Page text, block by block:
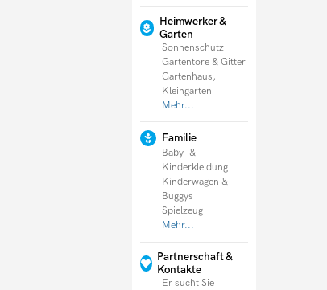
Heimwerker &
Garten
Sonnenschutz
Gartentore & Gitter
Gartenhaus,
Kleingarten
Mehr...
Familie
Baby- &
Kinderkleidung
Kinderwagen &
Buggys
Spielzeug
Mehr...
Partnerschaft &
Kontakte
Er sucht Sie